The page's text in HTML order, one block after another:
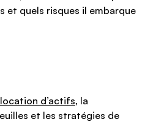
et quels risques il embarque
d’actifs, la
et les stratégies de